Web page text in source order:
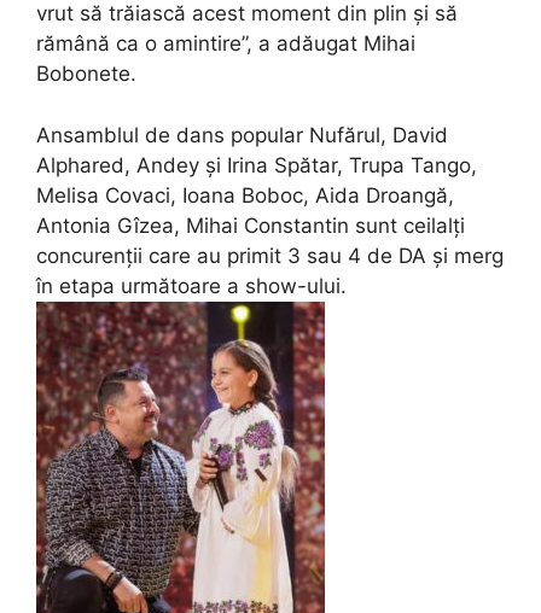
vrut să trăiască acest moment din plin și să
rămână ca o amintire”, a adăugat Mihai
Bobonete.
Ansamblul de dans popular Nufărul, David
Alphared, Andey și Irina Spătar, Trupa Tango,
Melisa Covaci, Ioana Boboc, Aida Droangă,
Antonia Gîzea, Mihai Constantin sunt ceilalți
concurenții care au primit 3 sau 4 de DA și merg
în etapa următoare a show-ului.